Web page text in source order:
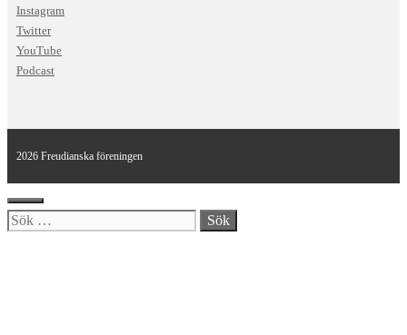
Instagram
Twitter
YouTube
Podcast
2026 Freudianska föreningen
Stäng
Sök